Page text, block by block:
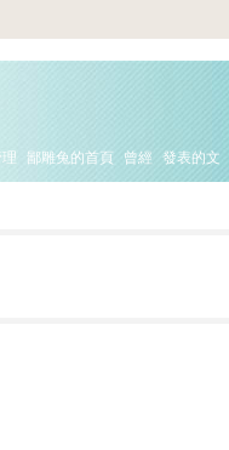
鄙雕兔的首頁 曾經 發表的文